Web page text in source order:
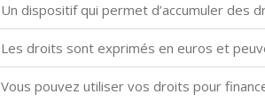
Un dispositif qui permet d’accumuler des
Les droits sont exprimés en euros et
Vous pouvez utiliser vos droits pour